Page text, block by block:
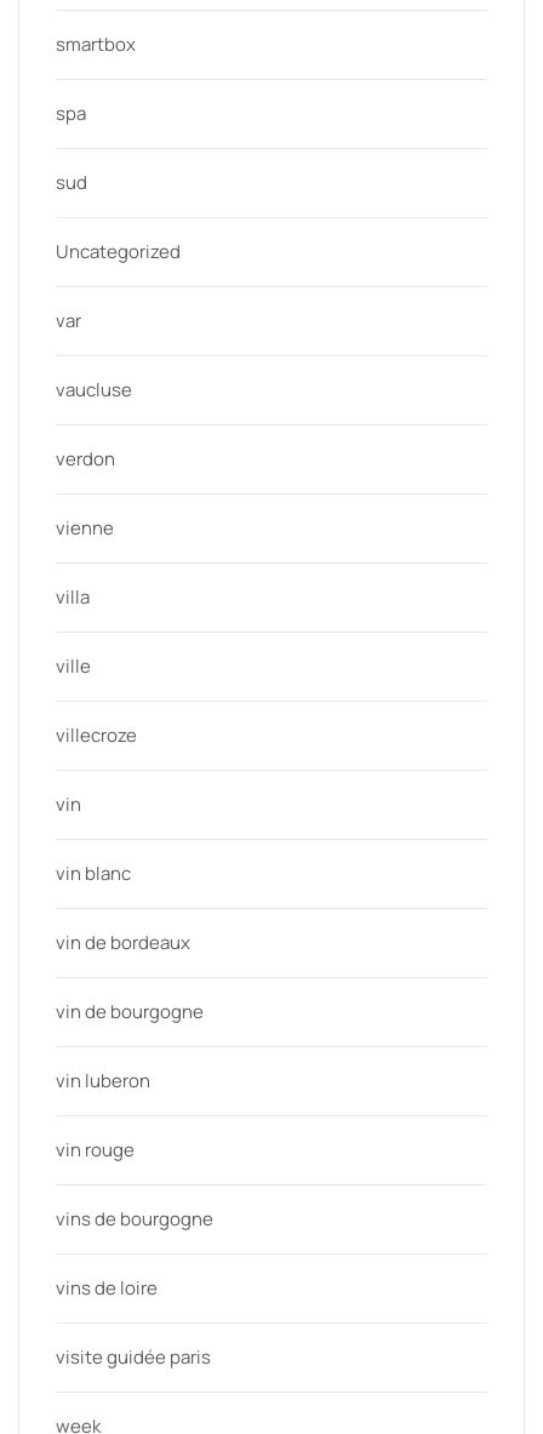
smartbox
spa
sud
Uncategorized
var
vaucluse
verdon
vienne
villa
ville
villecroze
vin
vin blanc
vin de bordeaux
vin de bourgogne
vin luberon
vin rouge
vins de bourgogne
vins de loire
visite guidée paris
week